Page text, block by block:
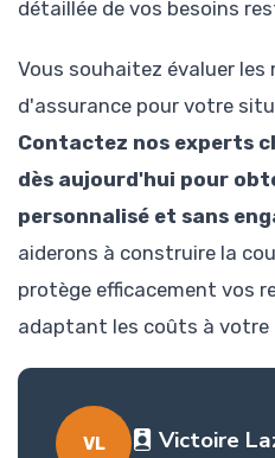
détaillée de vos besoins
Vous souhaitez évaluer les
d'assurance pour votre
Contactez nos experts
dès aujourd'hui pour
personnalisé et sans
aiderons à construire la
protège efficacement vos
adaptant les coûts à votre
VL Victoire